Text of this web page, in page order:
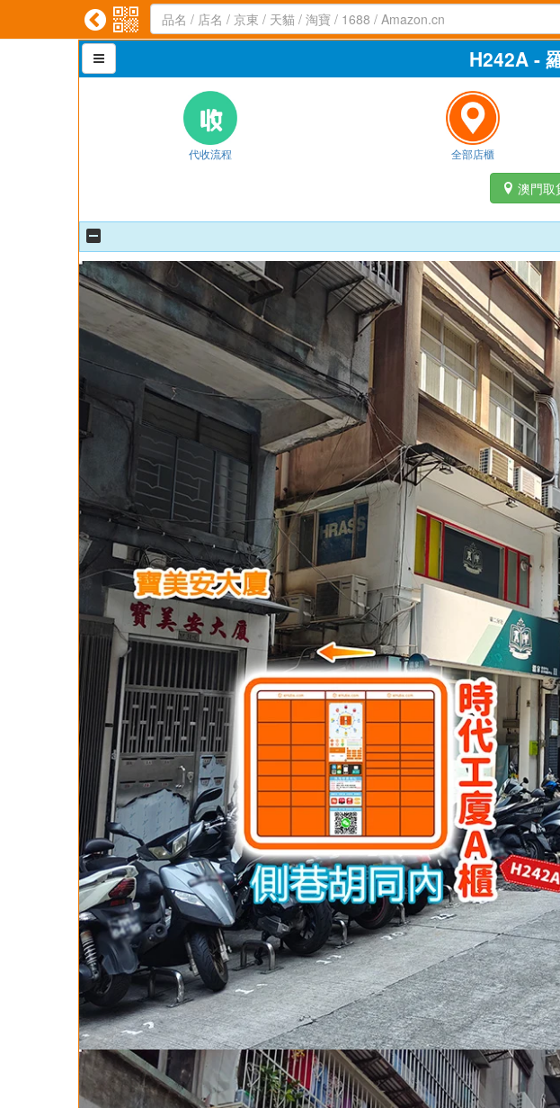
 
 H242A -
代收流程 全部店櫃
 澳門取